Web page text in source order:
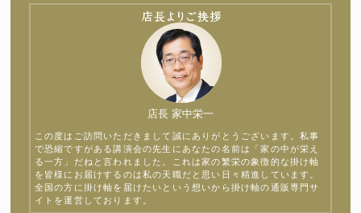
店長 家中栄一
この度はご訪問いただきまして誠にありがとうございます。私事
で恐縮ですがある講演会の先生にあなたの名前は「家の中が栄え
る一方」だねと言われました。これは家の繁栄の象徴的な掛け軸
を皆様にお届けするのは私の天職だと思い日々精進しています。
全国の方に掛け軸を届けたいという想いから掛け軸の通販専門サ
イトを運営しております。